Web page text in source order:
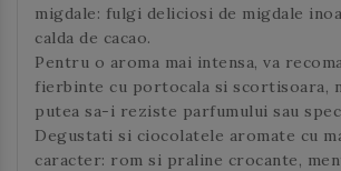
migdale: fulgi deliciosi de migdale
calda de cacao.
Pentru o aroma mai intensa, va
fierbinte cu portocala si scortisoara,
putea sa-i reziste parfumului sau
Degustati si ciocolatele aromate cu
caracter: rom si praline crocante,